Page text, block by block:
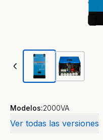
Modelos:2000VA
Ver todas las versiones